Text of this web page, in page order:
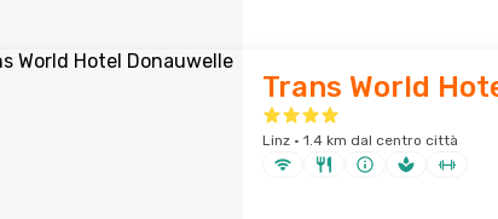
Trans World
Linz · 1.4 km dal centro città